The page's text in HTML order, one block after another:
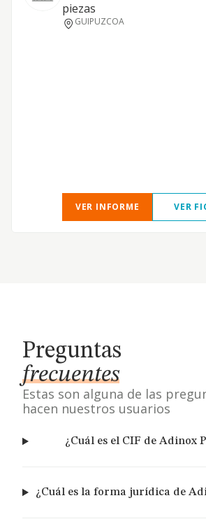
piezas
GUIPUZCOA
VER INFORME VER
Preguntas
frecuentes
Estas son alguna de las
hacen nuestros usuarios
¿Cuál es el CIF de Adinox
¿Cuál es la forma jurídica de